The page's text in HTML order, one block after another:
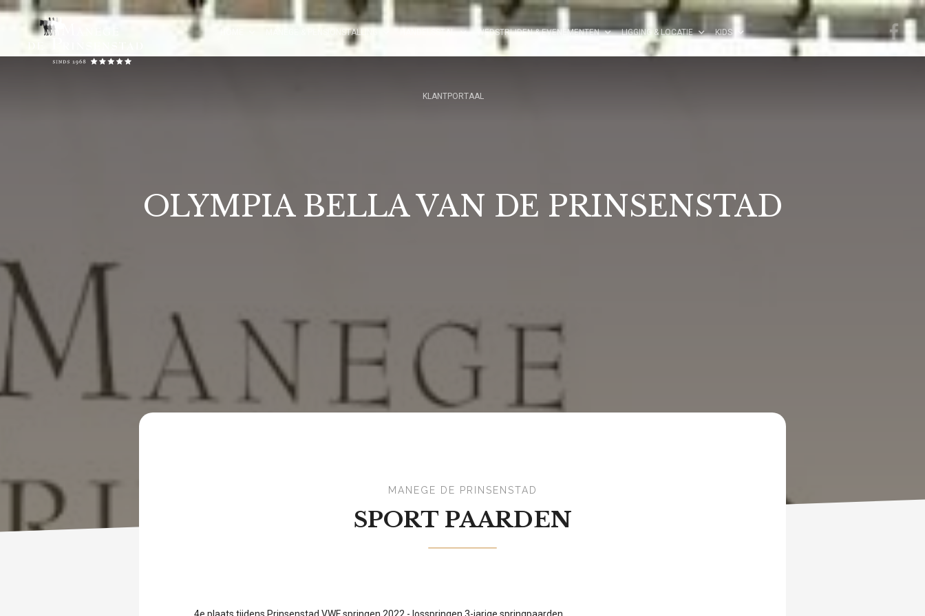
MANEGE & PENSIONSTALLING HANDELSSTAL WEDSTRIJDEN & EVENEMENTEN LIGGING & LOCATIE KIDS
KLANTPORTAAL
OLYMPIA BELLA VAN DE PRINSENSTAD
MANEGE DE PRINSENSTAD
SPORT PAARDEN